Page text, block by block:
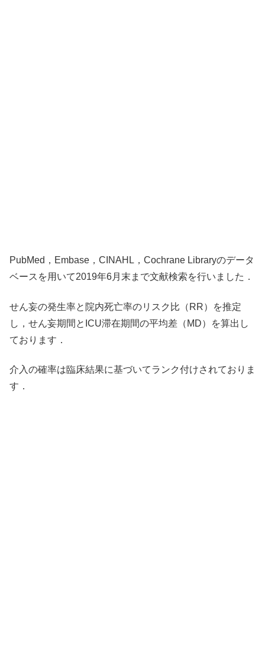
PubMed，Embase，CINAHL，Cochrane Libraryのデータ
ベースを用いて2019年6月末まで文献検索を行いました．
せん妄の発生率と院内死亡率のリスク比（RR）を推定
し，せん妄期間とICU滞在期間の平均差（MD）を算出し
ております．
介入の確率は臨床結果に基づいてランク付けされておりま
す．